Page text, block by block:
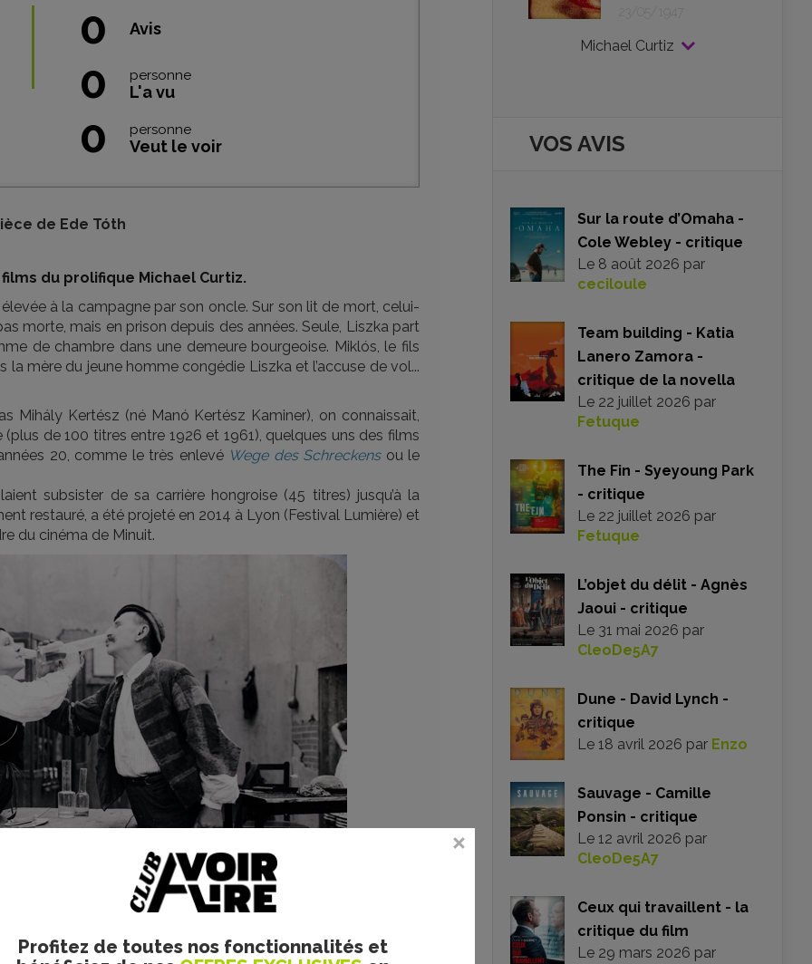
Profitez de toutes nos fonctionnalités et
0 Avis
0 personne
L'a vu
0 personne
Veut le voir
de Ede Tóth
du prolifique Michael Curtiz.
à la campagne par son oncle. Sur son lit de mort, celui-
morte, mais en prison depuis des années. Seule, Liszka part
de chambre dans une demeure bourgeoise. Miklós, le fils
la mère du jeune homme congédie Liszka et l’accuse de vol...
Mihály Kertész (né Manó Kertész Kaminer), on connaissait,
de 100 titres entre 1926 et 1961), quelques uns des films
20, comme le très enlevé Wege des Schreckensou le
subsister de sa carrière hongroise (45 titres) jusqu’à la
restauré, a été projeté en 2014 à Lyon (Festival Lumière) et
du cinéma de Minuit.
Mihály - A tolonc - 1914
23/05/1947
Michael Curtiz
VOS AVIS
Sur la route d’Omaha -
Cole Webley - critique
Le 8 août 2026 par
ceciloule
Team building - Katia
Lanero Zamora -
critique de la novella
Le 22 juillet 2026 par
Fetuque
The Fin - Syeyoung Park
- critique
Le 22 juillet 2026 par
Fetuque
L’objet du délit - Agnès
Jaoui - critique
Le 31 mai 2026 par
CleoDe5A7
Dune - David Lynch -
critique
Le 18 avril 2026 par Enzo
Sauvage - Camille
Ponsin - critique
Le 12 avril 2026 par
CleoDe5A7
Ceux qui travaillent - la
critique du film
Le 29 mars 2026 par